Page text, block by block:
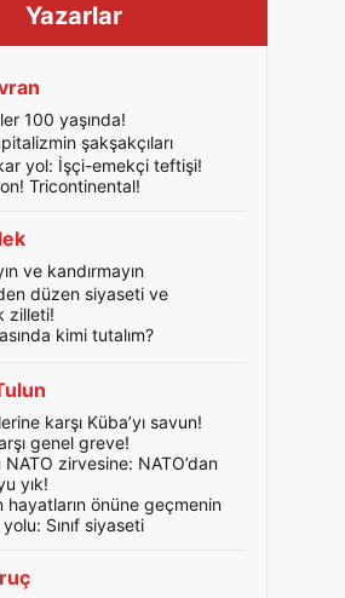
Yazarlar
100 yaşında!
şakşakçıları
yol: İşçi-emekçi teftişi!
Tricontinental!
ve kandırmayın
düzen siyaseti ve
zilleti!
kimi tutalım?
karşı Küba’yı savun!
genel greve!
NATO zirvesine: NATO’dan
yık!
hayatların önüne geçmenin
Sınıf siyaseti